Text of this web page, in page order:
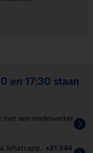
en 17:30 staan
met een medewerker
Whatsapp. +31 344